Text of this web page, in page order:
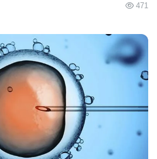
なDNA切断をしばしば作り出
フト"なのだ。もし、ホモログ
るか、ニック特異的修復プロ
によって、そのような事象の
来るなら、そのような戦略
トランスヘテロ接合性の疾患
めに利用されるだろう。」と
471
JP